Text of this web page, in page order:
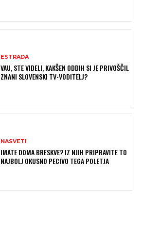
ESTRADA
VAU, STE VIDELI, KAKŠEN ODDIH SI JE PRIVOŠČIL
ZNANI SLOVENSKI TV-VODITELJ?
NASVETI
IMATE DOMA BRESKVE? IZ NJIH PRIPRAVITE TO
NAJBOLJ OKUSNO PECIVO TEGA POLETJA